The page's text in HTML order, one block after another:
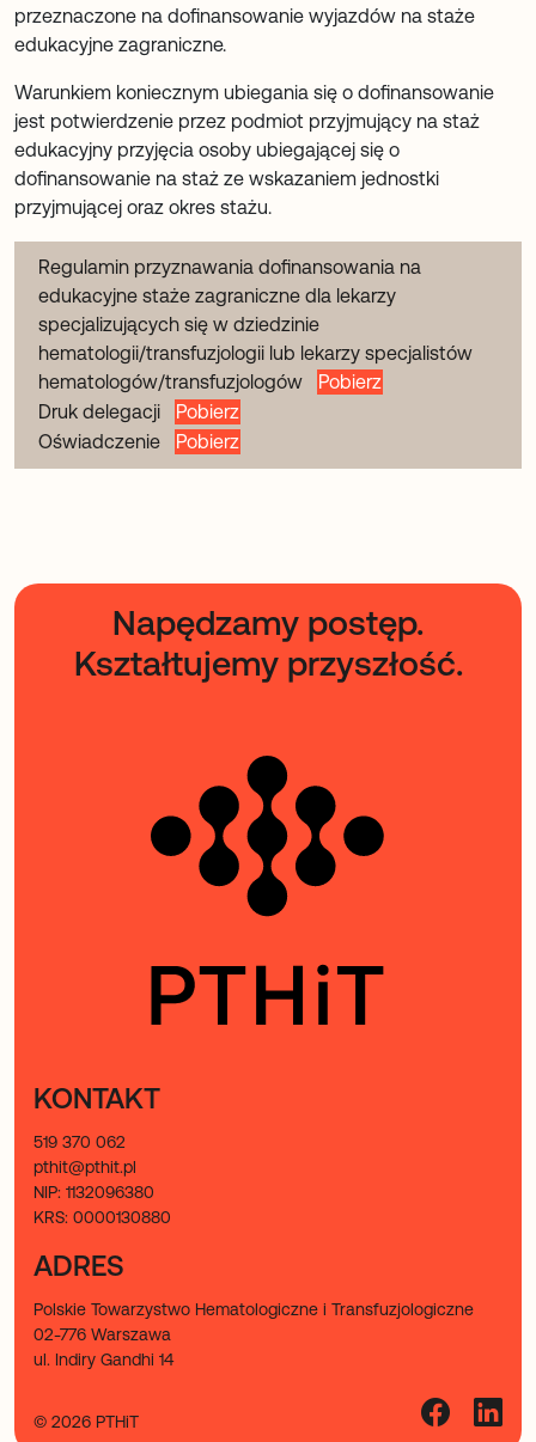
przeznaczone na dofinansowanie wyjazdów na staże
edukacyjne zagraniczne.
Warunkiem koniecznym ubiegania się o dofinansowanie
jest potwierdzenie przez podmiot przyjmujący na staż
edukacyjny przyjęcia osoby ubiegającej się o
dofinansowanie na staż ze wskazaniem jednostki
przyjmującej oraz okres stażu.
Regulamin przyznawania dofinansowania na
edukacyjne staże zagraniczne dla lekarzy
specjalizujących się w dziedzinie
hematologii/transfuzjologii lub lekarzy specjalistów
hematologów/transfuzjologów
Pobierz
Druk delegacji
Pobierz
Oświadczenie
Pobierz
Napędzamy postęp.
Kształtujemy przyszłość.
KONTAKT
519 370 062
pthit@pthit.pl
NIP: 1132096380
KRS: 0000130880
ADRES
Polskie Towarzystwo Hematologiczne i Transfuzjologiczne
02-776 Warszawa
ul. Indiry Gandhi 14
© 2026 PTHiT